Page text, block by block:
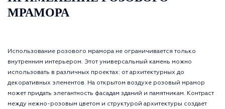
МРАМОРА
Использование розового мрамора не ограничивается только
внутренним интерьером. Этот универсальный камень можно
использовать в различных проектах: от архитектурных до
декоративных элементов. На открытом воздухе розовый мрамор
может придать элегантность фасадам зданий и памятникам. Контраст
между нежно-розовым цветом и структурой архитектуры создает